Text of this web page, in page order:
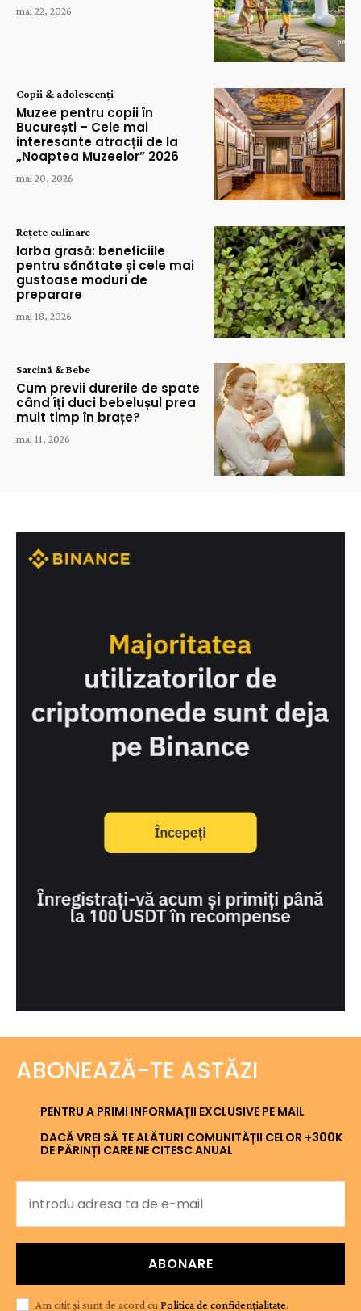
mai 22, 2026
Copii & adolescenți
Muzee pentru copii în
București – Cele mai
interesante atracții de la
„Noaptea Muzeelor” 2026
mai 20, 2026
Rețete culinare
Iarba grasă: beneficiile
pentru sănătate și cele mai
gustoase moduri de
preparare
mai 18, 2026
Sarcină & Bebe
Cum previi durerile de spate
când îți duci bebelușul prea
mult timp în brațe?
mai 11, 2026
ABONEAZĂ-TE ASTĂZI
PENTRU A PRIMI INFORMAȚII EXCLUSIVE PE MAIL
DACĂ VREI SĂ TE ALĂTURI COMUNITĂȚII CELOR +300K
DE PĂRINȚI CARE NE CITESC ANUAL
ABONARE
Am citit și sunt de acord cu Politica de confidențialitate.